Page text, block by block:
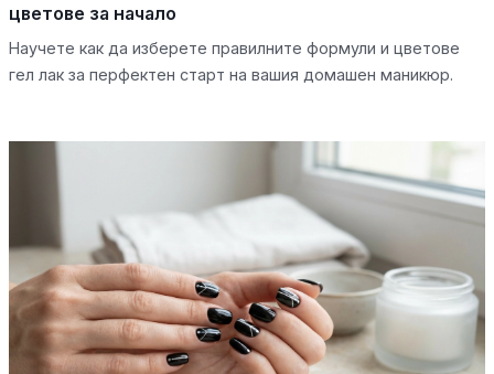
цветове за начало
Научете как да изберете правилните формули и цветове
гел лак за перфектен старт на вашия домашен маникюр.